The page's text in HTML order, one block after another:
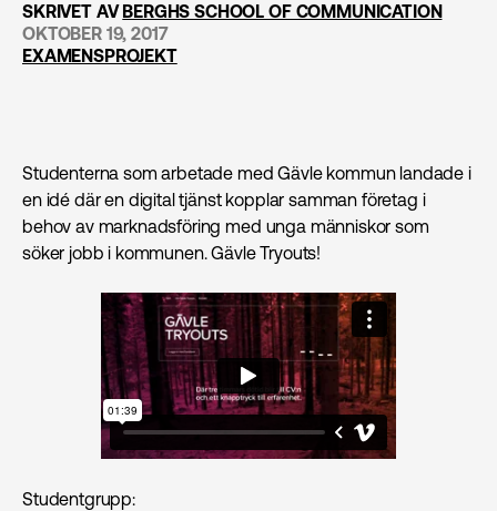
SKRIVET AVBERGHS SCHOOL OF COMMUNICATION
OKTOBER 19, 2017
EXAMENSPROJEKT
Studenterna som arbetade med Gävle kommun landade i
en idé där en digital tjänst kopplar samman företag i
behov av marknads­föring med unga människor som
söker jobb i kommunen. Gävle Tryouts!
Studentgrupp: